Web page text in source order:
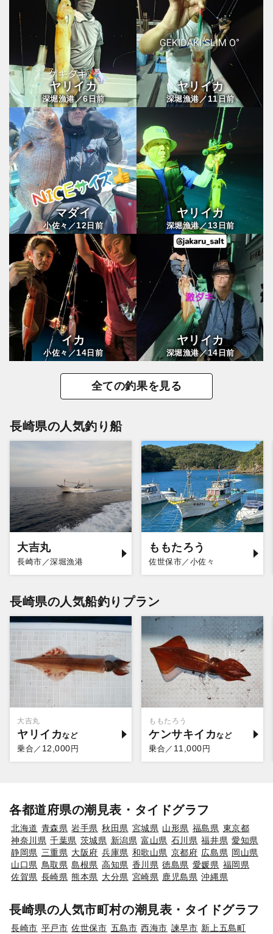
ヤリイカ
深堀漁港／6日前
ヤリイカ
深堀漁港／ 11日前
マダイ
小佐々／12 日前
ヤリイカ
深堀漁港／ 13 日前
イカ
小佐々／14日前
ヤリイカ
深堀漁港／14 日前
全ての釣果を見る
長崎県の人気釣り船
大吉丸
長崎市／深堀漁港
ももたろう
佐世保市／小佐々
長崎県の人気船釣りプラン
大吉丸
ヤリイカ
乗合／ 12,000円
ももたろう
ケンサキイカ
乗合／ 11,000円
各都道府県の潮見表・タイドグラフ
北海道 青森県 岩手県 秋田県 宮城県 山形県 福島県 東京都
神奈川県 千葉県 茨城県 新潟県 富山県 石川県 福井県 愛知県
静岡県 三重県 大阪府 兵庫県 和歌山県 京都府 広島県 岡山県
山口県 鳥取県 島根県 高知県 香川県 徳島県 愛媛県 福岡県
佐賀県 長崎県 熊本県 大分県 宮崎県 鹿児島県 沖縄県
長崎県の人気市町村の潮見表・タイドグラフ
長崎市 平戸市 佐世保市 五島市 西海市 諫早市 新上五島町